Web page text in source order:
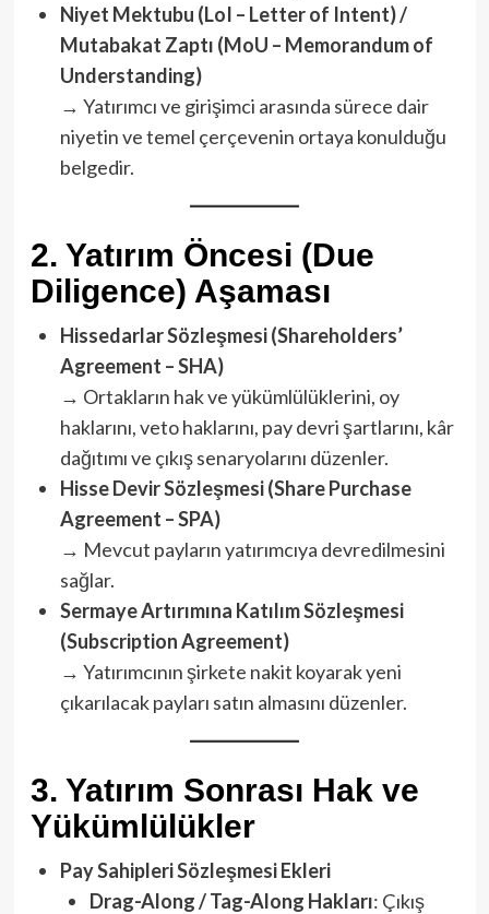
Niyet Mektubu (LoI – Letter of Intent) /
Mutabakat Zaptı (MoU – Memorandum of
Understanding)
→ Yatırımcı ve girişimci arasında sürece dair
niyetin ve temel çerçevenin ortaya konulduğu
belgedir.
2. Yatırım Öncesi (Due
Diligence) Aşaması
Hissedarlar Sözleşmesi (Shareholders’
Agreement – SHA)
→ Ortakların hak ve yükümlülüklerini, oy
haklarını, veto haklarını, pay devri şartlarını, kâr
dağıtımı ve çıkış senaryolarını düzenler.
Hisse Devir Sözleşmesi (Share Purchase
Agreement – SPA)
→ Mevcut payların yatırımcıya devredilmesini
sağlar.
Sermaye Artırımına Katılım Sözleşmesi
(Subscription Agreement)
→ Yatırımcının şirkete nakit koyarak yeni
çıkarılacak payları satın almasını düzenler.
3. Yatırım Sonrası Hak ve
Yükümlülükler
Pay Sahipleri Sözleşmesi Ekleri
Drag-Along / Tag-Along Hakları: Çıkış